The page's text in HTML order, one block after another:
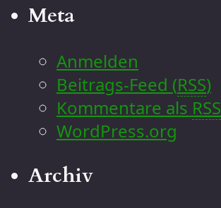
Meta
Anmelden
Beitrags-Feed (RSS)
Kommentare als RSS
WordPress.org
Archiv